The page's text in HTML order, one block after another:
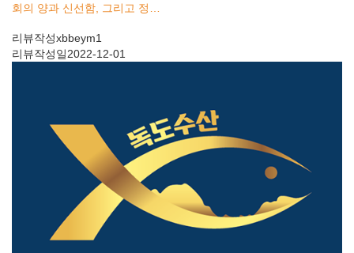
회의 양과 신선함, 그리고 정…
리뷰작성xbbeym1
리뷰작성일2022-12-01